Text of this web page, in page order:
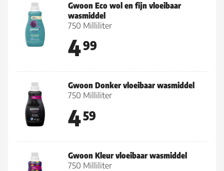
Gwoon Eco wol en fijn vloeibaar
wasmiddel
750 Milliliter
499
Gwoon Donker vloeibaar wasmiddel
750 Milliliter
459
Gwoon Kleur vloeibaar wasmiddel
750 Milliliter